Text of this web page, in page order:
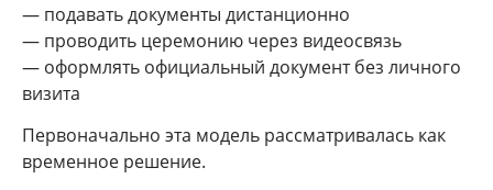
— подавать документы дистанционно
— проводить церемонию через видеосвязь
— оформлять официальный документ без личного
визита
Первоначально эта модель рассматривалась как
временное решение.